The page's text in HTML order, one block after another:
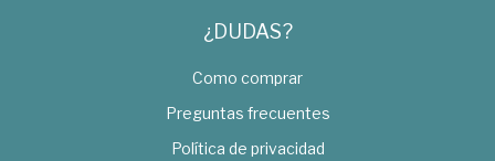
¿DUDAS?
Como comprar
Preguntas frecuentes
Política de privacidad